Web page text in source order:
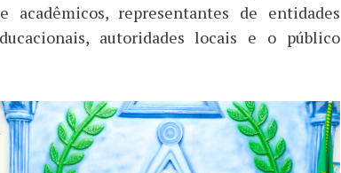
acadêmicos, representantes de entidades
autoridades locais e o público